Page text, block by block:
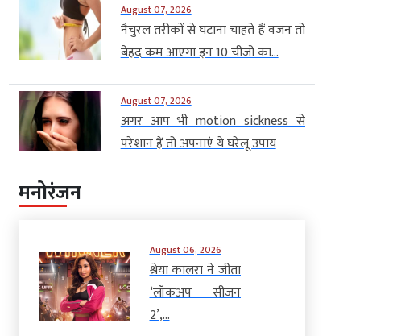
August 07, 2026
नैचुरल तरीकों से घटाना चाहते हैं वजन तो
बेहद कम आएगा इन 10 चीजों का...
August 07, 2026
अगर आप भी motion sickness से
परेशान हैं तो अपनाएं ये घरेलू उपाय
मनोरंजन
August 06, 2026
श्रेया कालरा ने जीता
‘लॉकअप सीजन
2’,...